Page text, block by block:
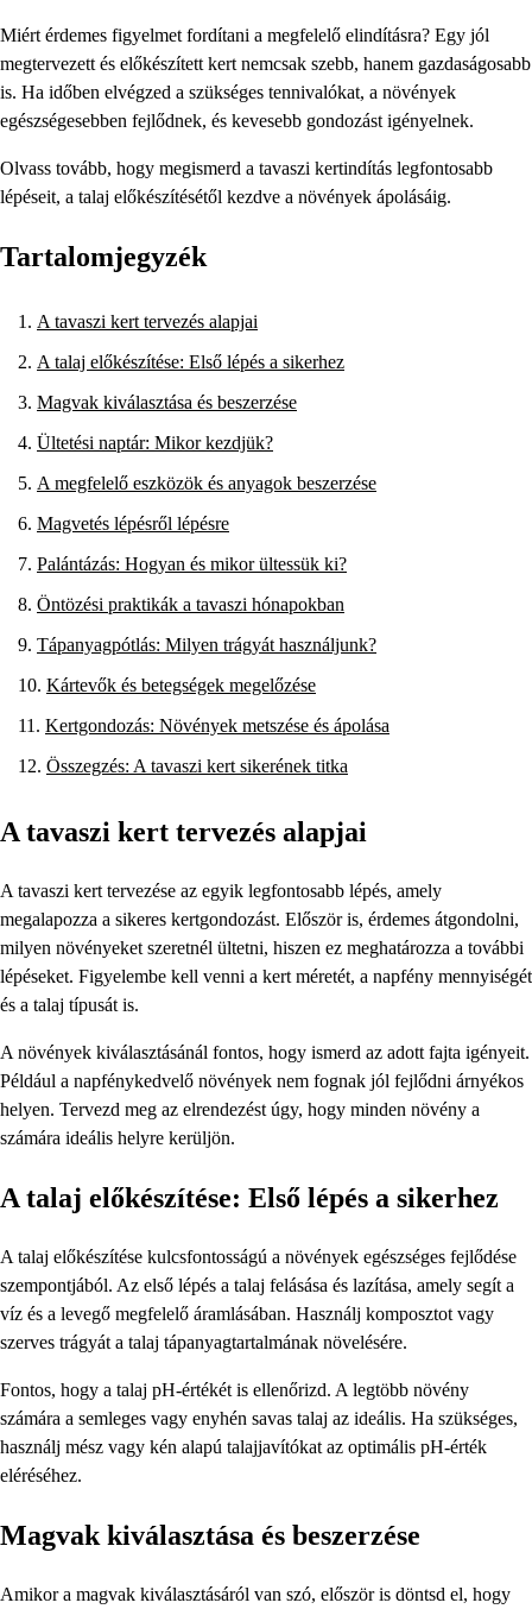
Miért érdemes figyelmet fordítani a megfelelő elindításra? Egy jól
megtervezett és előkészített kert nemcsak szebb, hanem gazdaságosabb
is. Ha időben elvégzed a szükséges tennivalókat, a növények
egészségesebben fejlődnek, és kevesebb gondozást igényelnek.
Olvass tovább, hogy megismerd a tavaszi kertindítás legfontosabb
lépéseit, a talaj előkészítésétől kezdve a növények ápolásáig.
Tartalomjegyzék
A tavaszi kert tervezés alapjai
A talaj előkészítése: Első lépés a sikerhez
Magvak kiválasztása és beszerzése
Ültetési naptár: Mikor kezdjük?
A megfelelő eszközök és anyagok beszerzése
Magvetés lépésről lépésre
Palántázás: Hogyan és mikor ültessük ki?
Öntözési praktikák a tavaszi hónapokban
Tápanyagpótlás: Milyen trágyát használjunk?
Kártevők és betegségek megelőzése
Kertgondozás: Növények metszése és ápolása
Összegzés: A tavaszi kert sikerének titka
A tavaszi kert tervezés alapjai
A tavaszi kert tervezése az egyik legfontosabb lépés, amely
megalapozza a sikeres kertgondozást. Először is, érdemes átgondolni,
milyen növényeket szeretnél ültetni, hiszen ez meghatározza a további
lépéseket. Figyelembe kell venni a kert méretét, a napfény mennyiségét
és a talaj típusát is.
A növények kiválasztásánál fontos, hogy ismerd az adott fajta igényeit.
Például a napfénykedvelő növények nem fognak jól fejlődni árnyékos
helyen. Tervezd meg az elrendezést úgy, hogy minden növény a
számára ideális helyre kerüljön.
A talaj előkészítése: Első lépés a sikerhez
A talaj előkészítése kulcsfontosságú a növények egészséges fejlődése
szempontjából. Az első lépés a talaj felásása és lazítása, amely segít a
víz és a levegő megfelelő áramlásában. Használj komposztot vagy
szerves trágyát a talaj tápanyagtartalmának növelésére.
Fontos, hogy a talaj pH-értékét is ellenőrizd. A legtöbb növény
számára a semleges vagy enyhén savas talaj az ideális. Ha szükséges,
használj mész vagy kén alapú talajjavítókat az optimális pH-érték
eléréséhez.
Magvak kiválasztása és beszerzése
Amikor a magvak kiválasztásáról van szó, először is döntsd el, hogy